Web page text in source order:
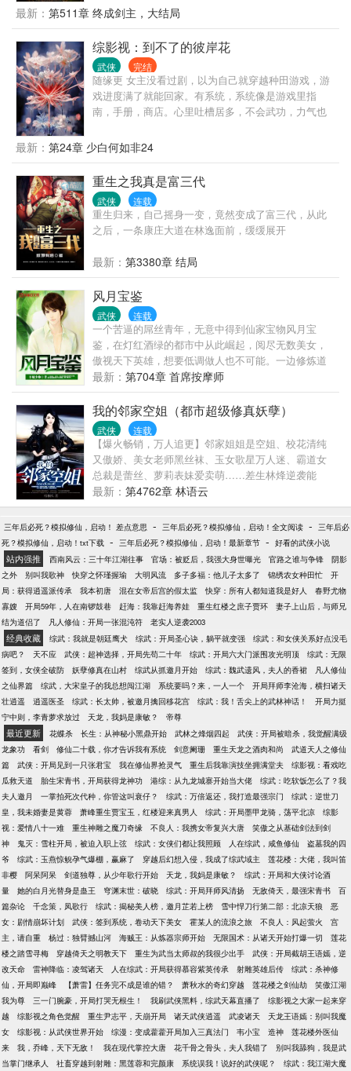
然还把周异丢到了六扇门里面，美名其曰锻炼。 还
好，周异有着系统帮忙。 …… 就这样，一代剑仙在不
知不觉中诞生了。 “女帝陛下，你看我这长剑是否凶
猛？”
最新： 第511章 终成剑主，大结局
综影视：到不了的彼岸花
武侠 完结
随缘更 女主没看过剧，以为自己就穿越种田游戏，游
戏进度满了就能回家。有系统，系统像是游戏里指
南，手册，商店。心里吐槽居多，不会武功，力气也
怂。
最新： 第24章 少白何如非24
重生之我真是富三代
武侠 连载
重生归来，自己摇身一变，竟然变成了富三代，从此
之后，一条康庄大道在林逸面前，缓缓展开
最新： 第3380章 结局
风月宝鉴
武侠 连载
一个苦逼的屌丝青年，无意中得到仙家宝物风月宝
鉴，在灯红酒绿的都市中从此崛起，阅尽无数美女，
傲视天下英雄，想要低调做人也不可能。一边修炼道
法，提升境界，一边玩弄狂妄之徒于股掌之间。进企
鹅号交流>
最新： 第704章 首席按摩师
我的邻家空姐（都市超级修真妖孽）
武侠 连载
【爆火畅销，万人追更】邻家姐姐是空姐、校花清纯
又傲娇、美女老师黑丝袜、玉女歌星万人迷、霸道女
总裁是蕾丝、萝莉表妹爱卖萌……差生林烽逆袭能
力，过目不忘，学习成绩蹭蹭涨！力大无穷，混混黄
毛一脚踹！让清纯校花另眼相看，把美女老师惊得目
瞪口呆！学渣逆袭成为全校偶像，当众演讲畅谈梦想
未来！这是属于我们的热血校园，这里有我们大家共
同的青春和梦想…………（梧桐火微信公众号：
48126471）
最新： 第4762章 林语云
三年后必死？模拟修仙，启动！ 差点意思 - 三年后必死？模拟修仙，启动！全文阅读 - 三年后必
死？模拟修仙，启动！txt下载 - 三年后必死？模拟修仙，启动！最新章节 - 好看的武侠小说
站内强推 西南风云：三十年江湖往事 官场：被贬后，我强大身世曝光 官路之谁与争锋
阴影
之外
别叫我歌神 快穿之怀瑾握瑜 大明风流 多子多福：他儿子太多了 锦绣农女种田忙
开
局：获得逍遥派传承
我本初唐 混在女帝后宫的假太监 快穿：所有人都知道我是好人
春野尤物
寡嫂
开局59年，人在南锣鼓巷 赶海：我靠赶海养娃 重生红楼之庶子贾环
妻子上山后，与师兄
结为道侣了
凡人修仙：开局一张混沌符 老实人逆袭2003
经典收藏 综武：我就是朝廷鹰犬 综武：开局圣心诀，躺平就变强
综武：和女侠关系好点没毛
病吧？
天不应 武侠：超神选择，开局先苟二十年 综武：开局六大门派围攻光明顶
综武：无限
签到，女侠全破防
妖孽修真在山村 综武从抓邀月开始 综武：魏武遗风，夫人的香裙
凡人修仙
之仙界篇
综武，大宋皇子的我总想闯江湖 系统要吗？来，一人一个
开局拜师李沧海，横扫诸天
壮逍遥
逍遥医圣 综武：长太帅，被邀月擒回移花宫 综武：我！舌尖上的武林神话！
开局力挺
宁中则，李青萝求放过
天龙，我妈是康敏？ 帝尊
最近更新 花蝶杀 长生：从神秘小黑鼎开始 武林之烽烟四起
武侠：开局被暗杀，我觉醒满级
龙象功
看剑 修仙二十载，你才告诉我有系统 剑意阑珊 重生天龙之酒肉和尚
武道天人之修仙
篇
武侠：开局见到一只张君宝 我在修仙界抢灵气 重生后我靠演技坐拥满堂夫
综影视：看戏吃
瓜救天道
胎生宋青书，开局获得龙神功 港综：从九龙城寨开始当大佬
综武：吃软饭怎么了？我
夫人邀月
一掌拍死次代种，你管这叫衰仔？ 综武：万倍返还，我打造最强宗门
综武：逆世刀
皇，我未婚妻是黄蓉
萧峰重生贾宝玉，红楼迎来真男人 综武：开局墨甲龙骑，荡平北凉
综影
视：爱情八十一难
重生神雕之魔刀奇缘 不良人：我携女帝复兴大唐
笑傲之从基础剑法到剑
神
鬼灭：雪柱开局，被迫入职上弦 综武：女侠们都让我照顾 人在综武，咸鱼修仙
盗墓我的四
爷
综武：玉燕惊鲵孕气爆棚，赢麻了 穿越后幻想入侵，我成了综武域主
莲花楼：大佬，我叫笛
非樱
阿呆阿呆 剑道独尊，从少年歌行开始 天龙，我妈是康敏？
综武：开局和大侠讨论酒
量
她的白月光替身是蛊王 穹渊末世：破晓 综武：开局拜师风清扬 无敌倚天，最强宋青书
百
篇杂论
千念策，凤歌行 综武：揭秘美人榜，邀月芷若上榜 雪中悍刀行第二部：北凉天狼
恶
女：剧情崩坏计划
武侠：签到系统，卷动天下美女 霍某人的流浪之旅 不良人：风起萤火
宫
主，请自重
杨过：独臂撼山河 海贼王：从炼器宗师开始 无限国术：从诸天开始打爆一切
莲花
楼之踏雪寻梅
穿越倚天之明教天下 重生为武当太师叔的我很少出手
武侠：开局截胡王语嫣，逆
改天命
雷神降临：凌驾诸天 人在综武：开局获得慕容紫英传承 射雕英雄后传
综武：杀神修
仙，开局即巅峰
【萧雷】任务完不成是谁的错？ 萧秋水的奇幻穿越 莲花楼之剑仙劫
笑傲江湖
我为尊
三一门腕豪，开局打哭无根生！ 我刷武侠黑料，综武天幕直播了
综影视之大家一起来穿
越
综影视之角色觉醒 重生尹志平，天崩开局 诸天武侠逍遥 武凌诸天
天龙王语嫣：别叫我魔
女
综影视：从武侠世界开始 综漫：变成藿藿开局加入三真法门 韦小宝 造神
莲花楼外医仙
来
我，乔峰，天下无敌！ 我在现代掌控大唐 花千骨之骨头，夫人我错了
别叫我舔狗，我是武
当掌门继承人
社畜穿越到射雕：黑莲蓉和完颜康 系统误我！说好的武侠呢？ 综武：我江湖大魔